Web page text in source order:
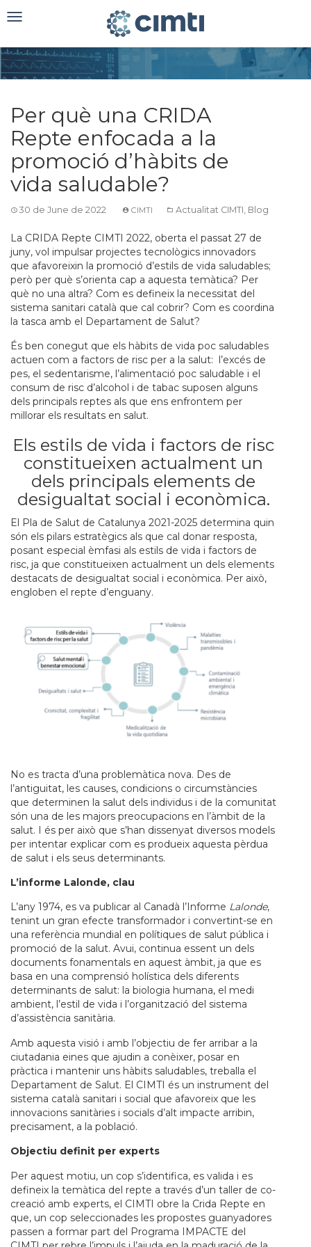
Toggle
Per què una CRIDA
Repte enfocada a la
promoció d’hàbits de
vida saludable?
30 de June de 2022 CIMTI Actualitat CIMTI, Blog
La CRIDA Repte CIMTI 2022, oberta el passat 27 de
juny, vol impulsar projectes tecnològics innovadors
que afavoreixin la promoció d’estils de vida saludables;
però per què s’orienta cap a aquesta temàtica? Per
què no una altra? Com es defineix la necessitat del
sistema sanitari català que cal cobrir? Com es coordina
la tasca amb el Departament de Salut?
És ben conegut que els hàbits de vida poc saludables
actuen com a factors de risc per a la salut: l’excés de
pes, el sedentarisme, l’alimentació poc saludable i el
consum de risc d’alcohol i de tabac suposen alguns
dels principals reptes als que ens enfrontem per
millorar els resultats en salut.
Els estils de vida i factors de risc
constitueixen actualment un
dels principals elements de
desigualtat social i econòmica.
El Pla de Salut de Catalunya 2021-2025 determina quin
són els pilars estratègics als que cal donar resposta,
posant especial èmfasi als estils de vida i factors de
risc, ja que constitueixen actualment un dels elements
destacats de desigualtat social i econòmica. Per això,
engloben el repte d’enguany.
No es tracta d’una problemàtica nova. Des de
l’antiguitat, les causes, condicions o circumstàncies
que determinen la salut dels individus i de la comunitat
són una de les majors preocupacions en l’àmbit de la
salut. I és per això que s’han dissenyat diversos models
per intentar explicar com es produeix aquesta pèrdua
de salut i els seus determinants.
L’informe Lalonde, clau
L’any 1974, es va publicar al Canadà l’Informe Lalonde,
tenint un gran efecte transformador i convertint-se en
una referència mundial en polítiques de salut pública i
promoció de la salut. Avui, continua essent un dels
documents fonamentals en aquest àmbit, ja que es
basa en una comprensió holística dels diferents
determinants de salut: la biologia humana, el medi
ambient, l’estil de vida i l’organització del sistema
d’assistència sanitària.
Amb aquesta visió i amb l’objectiu de fer arribar a la
ciutadania eines que ajudin a conèixer, posar en
pràctica i mantenir uns hàbits saludables, treballa el
Departament de Salut. El CIMTI és un instrument del
sistema català sanitari i social que afavoreix que les
innovacions sanitàries i socials d’alt impacte arribin,
precisament, a la població.
Objectiu definit per experts
Per aquest motiu, un cop s’identifica, es valida i es
defineix la temàtica del repte a través d’un taller de co-
creació amb experts, el CIMTI obre la Crida Repte en
que, un cop seleccionades les propostes guanyadores
passen a formar part del Programa IMPACTE del